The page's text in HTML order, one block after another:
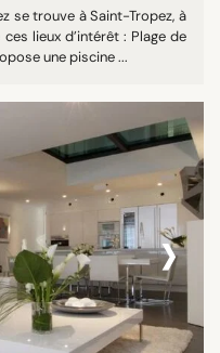
se trouve à Saint-Tropez, à
lieux d’intérêt : Plage de
une piscine ...
›